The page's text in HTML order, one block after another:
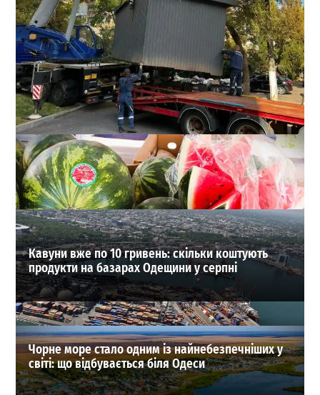
1000 гривень за квадрат: в Одесі на хабарі погорів
«борець» із МАФами з міськради
0
03-08-2026 в 13:41
ВИБІР РЕДАКЦІЇ
Кавуни вже по 10 гривень: скільки коштують
продукти на базарах Одещини у серпні
Чорне море стало одним із найнебезпечніших у
світі: що відбувається біля Одеси